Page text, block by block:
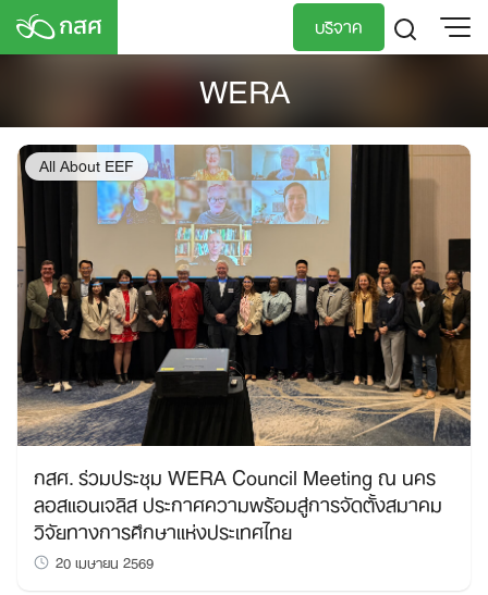
Skip
บริจาค
WERA
All About EEF
กสศ. ร่วมประชุม WERA Council Meeting ณ นคร
ลอสแอนเจลิส ประกาศความพร้อมสู่การจัดตั้งสมาคม
วิจัยทางการศึกษาแห่งประเทศไทย
20 เมษายน 2569